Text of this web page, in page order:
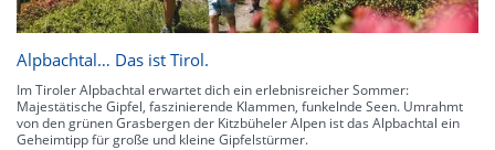
Alpbachtal… Das ist Tirol.
Im Tiroler Alpbachtal erwartet dich ein erlebnisreicher Sommer:
Majestätische Gipfel, faszinierende Klammen, funkelnde Seen. Umrahmt
von den grünen Grasbergen der Kitzbüheler Alpen ist das Alpbachtal ein
Geheimtipp für große und kleine Gipfelstürmer.